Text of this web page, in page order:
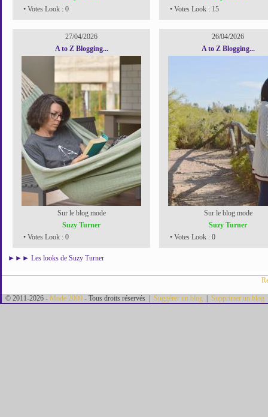
• Votes Look : 0
• Votes Look : 15
27/04/2026
A to Z Blogging...
Sur le blog mode
Suzy Turner
• Votes Look : 0
26/04/2026
A to Z Blogging...
Sur le blog mode
Suzy Turner
• Votes Look : 0
►►► Les looks de Suzy Turner
© 2011-2026 - Mode 2000 - Tous droits réservés | Suggérer un blog Supprimer un blog